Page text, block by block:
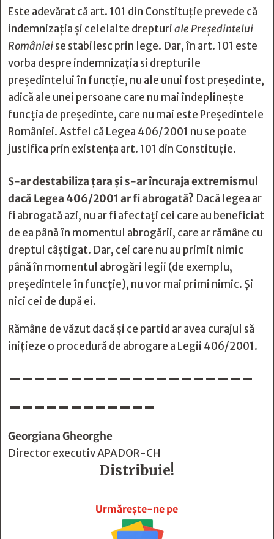
Este adevărat că art. 101 din Constituție prevede că
indemnizaţia şi celelalte drepturiale Preşedintelui
Românieise stabilesc prin lege. Dar, în art. 101 este
vorba despre indemnizația si drepturile
președintelui în funcție, nu ale unui fost președinte,
adică ale unei persoane care nu mai îndeplinește
funcția de președinte, care nu mai este Președintele
României. Astfel că Legea 406/2001 nu se poate
justifica prin existența art. 101 din Constituție.
S-ar destabiliza țara și s-ar încuraja extremismul
dacă Legea 406/2001 ar fi abrogată? Dacă legea ar
fi abrogată azi, nu ar fi afectați cei care au beneficiat
de ea până în momentul abrogării, care ar rămâne cu
dreptul câștigat. Dar, cei care nu au primit nimic
până în momentul abrogări legii (de exemplu,
președintele în funcție), nu vor mai primi nimic. Și
nici cei de după ei.
Rămâne de văzut dacă și ce partid ar avea curajul să
inițieze o procedură de abrogare a Legii 406/2001.
--------------------
------------
Georgiana Gheorghe
Director executiv APADOR-CH
Distribuie!
Urmărește-ne pe